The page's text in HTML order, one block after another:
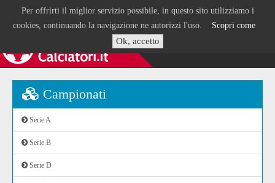
Per offrirti il miglior servizio possibile, in questo sito utilizziamo i
cookies, continuando la navigazione ne autorizzi l'uso. Scopri come
Ok, accetto
Campionati
Serie A
Serie B
Serie D